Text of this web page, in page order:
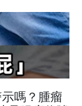
示嗎？腫瘤